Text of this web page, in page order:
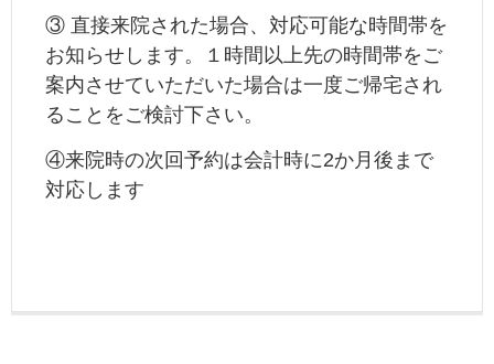
③ 直接来院された場合、対応可能な時間帯を
お知らせします。１時間以上先の時間帯をご
案内させていただいた場合は一度ご帰宅され
ることをご検討下さい。
④来院時の次回予約は会計時に2か月後まで
対応します